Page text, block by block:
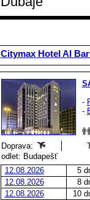
Citymax Hotel Al
-
-
Doprava:
odlet: Budapešť
12.08.2026
5
12.08.2026
8
12.08.2026
10